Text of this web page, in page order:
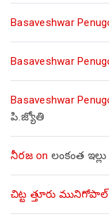
Basaveshwar
Basaveshwar
Basaveshwar
పి.జ్యోతి
నీరజon లంకంత
చిట్ట త్తూరు మునిగోపాల్